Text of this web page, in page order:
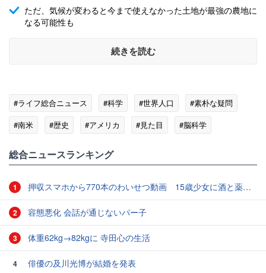
ただ、気候が変わると今まで使えなかった土地が最強の農地に
なる可能性も
続きを読む
#ライフ総合ニュース #科学 #世界人口
#素朴な疑問
#南米
#歴史 #アメリカ #見た目 #脳科学
総合ニュースランキング
1 押収スマホから770本のわいせつ動画 15歳少女に酒と薬飲ませ性的暴行か 54歳男を再逮捕 「薬もありますよ」とSNSで誘い出し
2 容態悪化 会話が通じないパー子
3 体重62kg→82kgに 寺田心の生活
4 俳優の及川光博が結婚を発表